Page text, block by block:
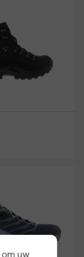
om uw